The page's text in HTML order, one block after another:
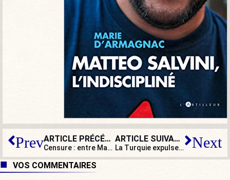
Prev ARTICLE PRÉCÉDENT
Censure : entre Macron et Le Pen, les députés LR et Éric Ciotti tiendront-ils longtemps la ligne ni-ni ?
ARTICLE SUIVANT
La Turquie expulse des réfugiés syriens : l’Europe la condamnera-t-elle ? Next
VOS COMMENTAIRES